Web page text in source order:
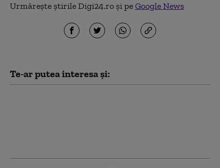
Urmărește știrile Digi24.ro și peGoogle News
Te-ar putea interesa și: